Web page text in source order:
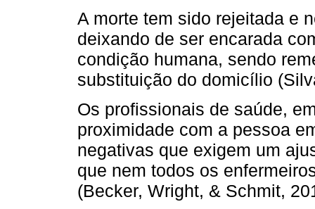
A morte tem sido rejeitada e
deixando de ser encarada
condição humana, sendo
substituição do domicílio
Os profissionais de saúde,
proximidade com a pessoa
negativas que exigem um
que nem todos os
(Becker, Wright, & Schmit,